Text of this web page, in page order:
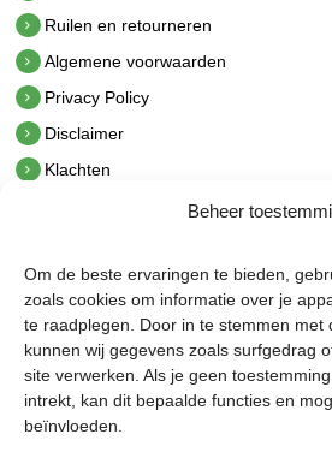
Beheer
Om de beste ervaringen te bieden,
zoals cookies om informatie over je
te raadplegen. Door in te stemmen met
kunnen wij gegevens zoals surfgedrag
site verwerken. Als je geen
intrekt, kan dit bepaalde functies en
beïnvloeden.
Ruilen en retourneren
Algemene voorwaarden
Privacy Policy
Disclaimer
Klachten
hetindustriehuis B.V.
De Hoek 1 1601 MR Enkhuizen
t.0228 53 00 40
e.info@hetindustriehuis.com
KVK 51483904
BTW NL850044522B01